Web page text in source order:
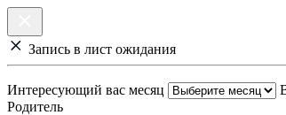
Запись в лист ожидания
Интересующий вас месяц
Родитель